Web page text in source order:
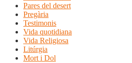
Pares del desert
Pregària
Testimonis
Vida quotidiana
Vida Religiosa
Litúrgia
Mort i Dol